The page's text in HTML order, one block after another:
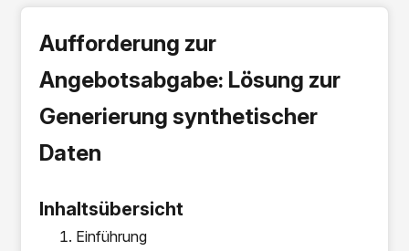
Aufforderung zur
Angebotsabgabe: Lösung zur
Generierung synthetischer
Daten
Inhaltsübersicht
Einführung